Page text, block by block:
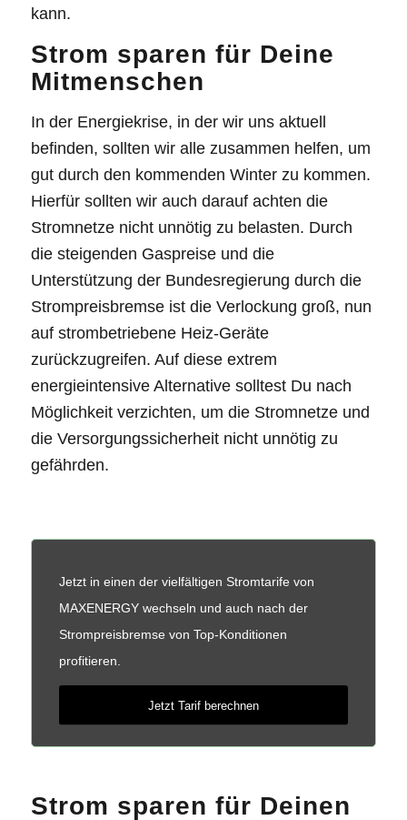
kann.
Strom sparen für Deine
Mitmenschen
In der Energiekrise, in der wir uns aktuell
befinden, sollten wir alle zusammen helfen, um
gut durch den kommenden Winter zu kommen.
Hierfür sollten wir auch darauf achten die
Stromnetze nicht unnötig zu belasten. Durch
die steigenden Gaspreise und die
Unterstützung der Bundesregierung durch die
Strompreisbremse ist die Verlockung groß, nun
auf strombetriebene Heiz-Geräte
zurückzugreifen. Auf diese extrem
energieintensive Alternative solltest Du nach
Möglichkeit verzichten, um die Stromnetze und
die Versorgungssicherheit nicht unnötig zu
gefährden.
Jetzt in einen der vielfältigen Stromtarife von
MAXENERGY wechseln und auch nach der
Strompreisbremse von Top-Konditionen
profitieren.
Jetzt Tarif berechnen
Strom sparen für Deinen